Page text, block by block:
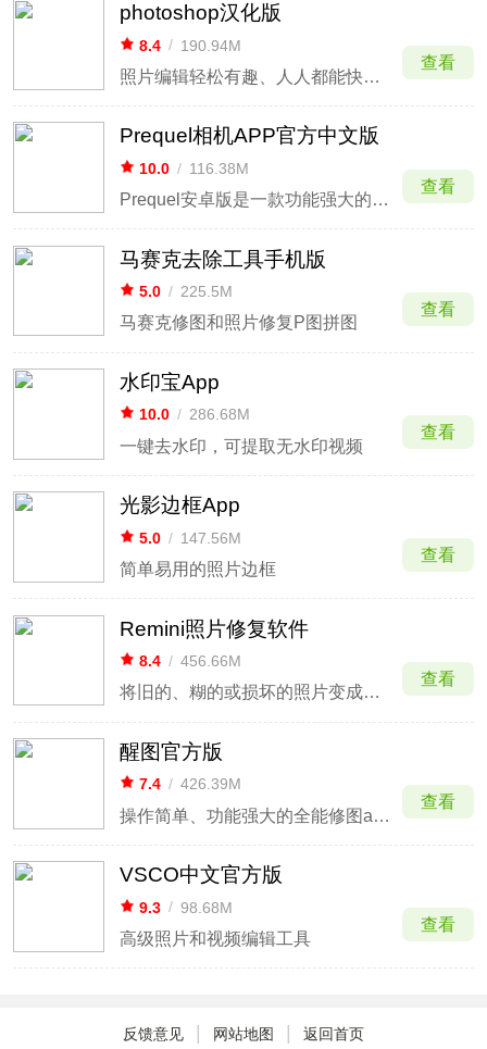
photoshop汉化版
8.4 / 190.94M
照片编辑轻松有趣、人人都能快速上手
查看
Prequel相机APP官方中文版
10.0 / 116.38M
Prequel安卓版是一款功能强大的摄影编辑美化软件，无论是美容功能、特效还是贴纸，其风格都非常突出，你可以随时在这里拍更多好看的照片，您可以自由切换布局，添加各种文字和特效。
查看
马赛克去除工具手机版
5.0 / 225.5M
马赛克修图和照片修复P图拼图
查看
水印宝App
10.0 / 286.68M
一键去水印，可提取无水印视频
查看
光影边框App
5.0 / 147.56M
简单易用的照片边框
查看
Remini照片修复软件
8.4 / 456.66M
将旧的、糊的或损坏的照片变成高清照片
查看
醒图官方版
7.4 / 426.39M
操作简单、功能强大的全能修图app
查看
VSCO中文官方版
9.3 / 98.68M
高级照片和视频编辑工具
查看
反馈意见 | 网站地图 | 返回首页